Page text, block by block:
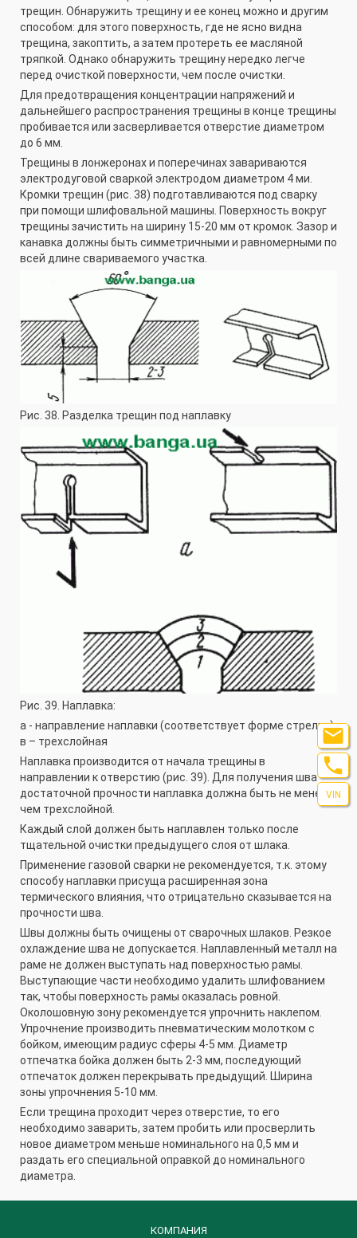
трещин. Обнаружить трещину и ее конец можно и другим
способом: для этого поверхность, где не ясно видна
трещина, закоптить, а затем протереть ее масляной
тряпкой. Однако обнаружить трещину нередко легче
перед очисткой поверхности, чем после очистки.
Для предотвращения концентрации напряжений и
дальнейшего распространения трещины в конце трещины
пробивается или засверливается отверстие диаметром
до 6 мм.
Трещины в лонжеронах и поперечинах завариваются
электродуговой сваркой электродом диаметром 4 ми.
Кромки трещин (рис. 38) подготавливаются под сварку
при помощи шлифовальной машины. Поверхность вокруг
трещины зачистить на ширину 15-20 мм от кромок. Зазор и
канавка должны быть симметричными и равномерными по
всей длине свариваемого участка.
Рис. 38. Разделка трещин под наплавку
Рис. 39. Наплавка:
а - направление наплавки (соответствует форме стрелки);
в – трехслойная
Наплавка производится от начала трещины в
направлении к отверстию (рис. 39). Для получения шва
достаточной прочности наплавка должна быть не менее
чем трехслойной.
Каждый слой должен быть наплавлен только после
тщательной очистки предыдущего слоя от шлака.
Применение газовой сварки не рекомендуется, т.к. этому
способу наплавки присуща расширенная зона
термического влияния, что отрицательно сказывается на
прочности шва.
Швы должны быть очищены от сварочных шлаков. Резкое
охлаждение шва не допускается. Наплавленный металл на
раме не должен выступать над поверхностью рамы.
Выступающие части необходимо удалить шлифованием
так, чтобы поверхность рамы оказалась ровной.
Околошовную зону рекомендуется упрочнить наклепом.
Упрочнение производить пневматическим молотком с
бойком, имеющим радиус сферы 4-5 мм. Диаметр
отпечатка бойка должен быть 2-3 мм, последующий
отпечаток должен перекрывать предыдущий. Ширина
зоны упрочнения 5-10 мм.
Если трещина проходит через отверстие, то его
необходимо заварить, затем пробить или просверлить
новое диаметром меньше номинального на 0,5 мм и
раздать его специальной оправкой до номинального
диаметра.
КОМПАНИЯ


VIN